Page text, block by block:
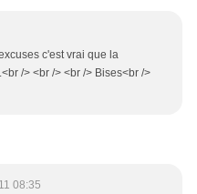
c'est vrai que la
/> <br /> <br /> Bises<br />
08:35